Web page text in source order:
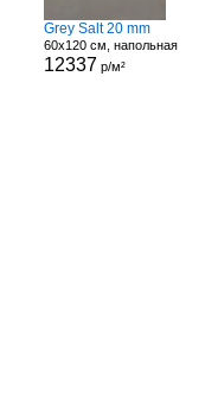
Grey Salt 20 mm
60x120 см, напольная
12337 р/м²